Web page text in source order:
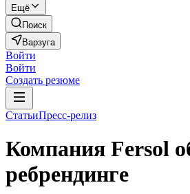
Ещё
Поиск
Варзуга
Войти
Войти
Создать резюме
СтатьиПресс-релиз
Компания Fersol
ребрендинге